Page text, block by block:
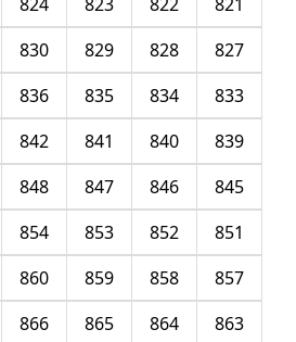
827
828
829
830
833
834
835
836
839
840
841
842
845
846
847
848
851
852
853
854
857
858
859
860
863
864
865
866